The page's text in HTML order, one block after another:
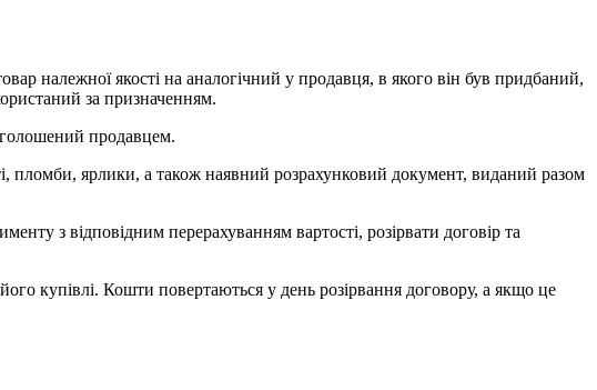
належної якості на аналогічний у продавця, в якого він був придбаний,
за призначенням.
продавцем.
пломби, ярлики, а також наявний розрахунковий документ, виданий разом
з відповідним перерахуванням вартості, розірвати договір та
купівлі. Кошти повертаються у день розірвання договору, а якщо це